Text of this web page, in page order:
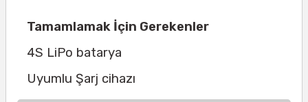
Tamamlamak İçin Gerekenler
4S LiPo batarya
Uyumlu Şarj cihazı